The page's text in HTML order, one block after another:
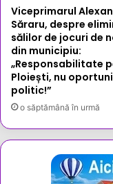
Viceprimarul
Săraru, despre
sălilor de jocuri de
din municipiu:
„Responsabilitate
Ploiești, nu
politic!”
o săptămână în urmă